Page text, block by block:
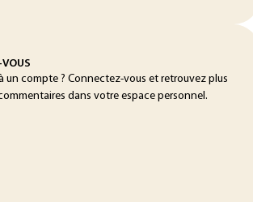
un compte ? Connectez-vous et retrouvez plus
dans votre espace personnel.